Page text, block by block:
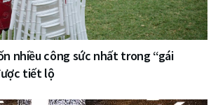
nhiều công sức nhất trong “gái
tiết lộ